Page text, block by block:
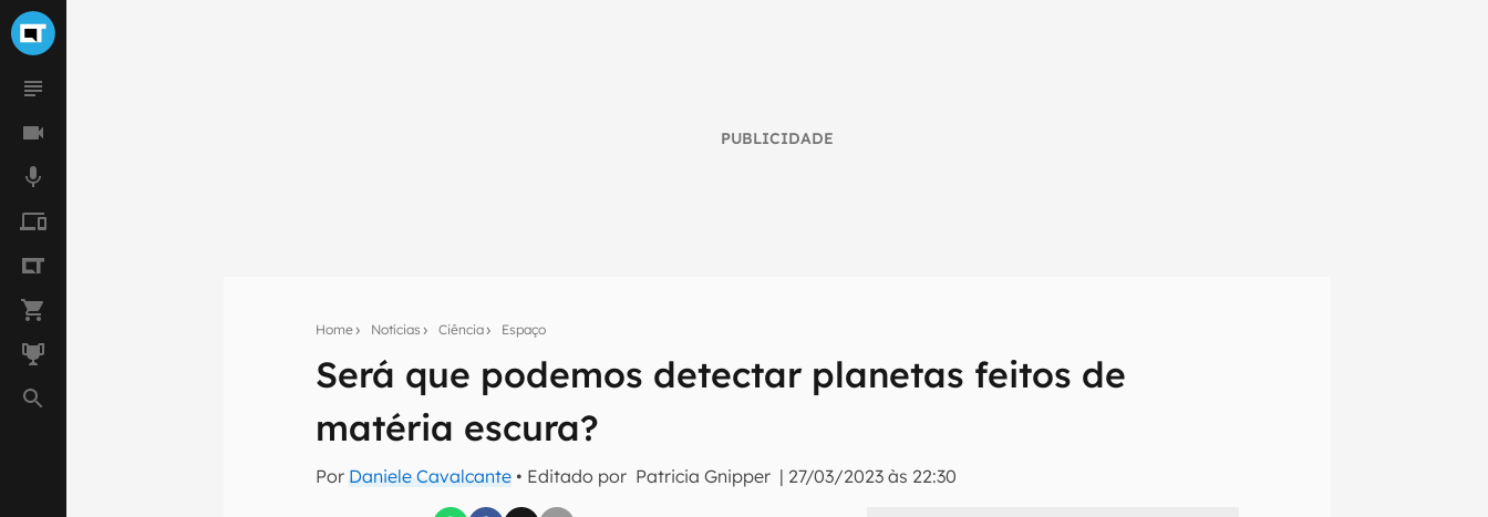
PUBLICIDADE
Home Notícias Ciência Espaço
Será que podemos detectar planetas feitos de
matéria escura?
Por Daniele Cavalcante • Editado por Patricia Gnipper | 27/03/2023 às 22:30
Seu resumo inteligente do mundo tech!
Assine a newsletter do Canaltech e receba notícias e reviews sobre tecnologia em primeira
mão.
E-mail